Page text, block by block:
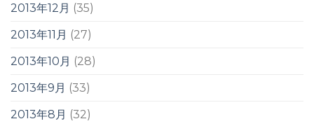
2013年12月 (35)
2013年11月 (27)
2013年10月 (28)
2013年9月 (33)
2013年8月 (32)